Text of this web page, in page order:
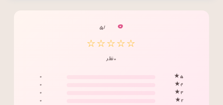
۰ / ۵
☆☆☆☆☆
۰ نظر
۵ ★
۰
۴ ★
۰
۳ ★
۰
۲ ★
۰